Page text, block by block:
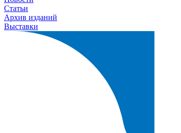
Статьи
Архив изданий
Выставки